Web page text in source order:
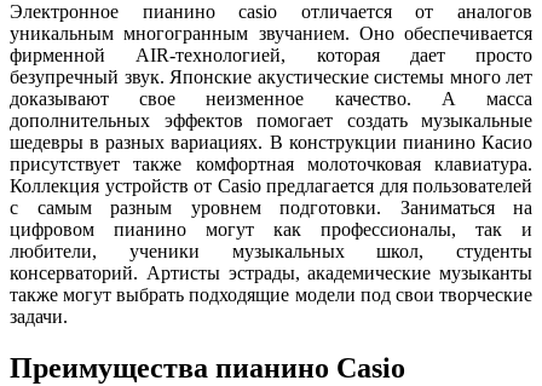
Электронное пианино casio отличается от аналогов
уникальным многогранным звучанием. Оно обеспечивается
фирменной AIR-технологией, которая дает просто
безупречный звук. Японские акустические системы много лет
доказывают свое неизменное качество. А масса
дополнительных эффектов помогает создать музыкальные
шедевры в разных вариациях. В конструкции пианино Касио
присутствует также комфортная молоточковая клавиатура.
Коллекция устройств от Casio предлагается для пользователей
с самым разным уровнем подготовки. Заниматься на
цифровом пианино могут как профессионалы, так и
любители, ученики музыкальных школ, студенты
консерваторий. Артисты эстрады, академические музыканты
также могут выбрать подходящие модели под свои творческие
задачи.
Преимущества пианино Casio